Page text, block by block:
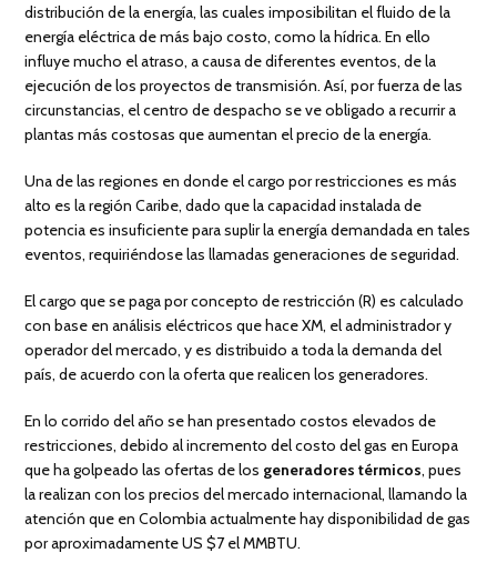
distribución de la energía, las cuales imposibilitan el fluido de la
energía eléctrica de más bajo costo, como la hídrica. En ello
influye mucho el atraso, a causa de diferentes eventos, de la
ejecución de los proyectos de transmisión. Así, por fuerza de las
circunstancias, el centro de despacho se ve obligado a recurrir a
plantas más costosas que aumentan el precio de la energía.
Una de las regiones en donde el cargo por restricciones es más
alto es la región Caribe, dado que la capacidad instalada de
potencia es insuficiente para suplir la energía demandada en tales
eventos, requiriéndose las llamadas generaciones de seguridad.
El cargo que se paga por concepto de restricción (R) es calculado
con base en análisis eléctricos que hace XM, el administrador y
operador del mercado, y es distribuido a toda la demanda del
país, de acuerdo con la oferta que realicen los generadores.
En lo corrido del año se han presentado costos elevados de
restricciones, debido al incremento del costo del gas en Europa
que ha golpeado las ofertas de los generadores térmicos, pues
la realizan con los precios del mercado internacional, llamando la
atención que en Colombia actualmente hay disponibilidad de gas
por aproximadamente US $7 el MMBTU.